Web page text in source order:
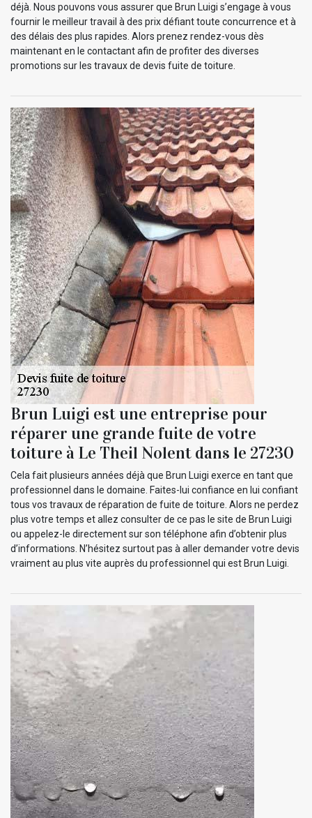
déjà. Nous pouvons vous assurer que Brun Luigi s’engage à vous
fournir le meilleur travail à des prix défiant toute concurrence et à
des délais des plus rapides. Alors prenez rendez-vous dès
maintenant en le contactant afin de profiter des diverses
promotions sur les travaux de devis fuite de toiture.
Brun Luigi est une entreprise pour
réparer une grande fuite de votre
toiture à Le Theil Nolent dans le 27230
Cela fait plusieurs années déjà que Brun Luigi exerce en tant que
professionnel dans le domaine. Faites-lui confiance en lui confiant
tous vos travaux de réparation de fuite de toiture. Alors ne perdez
plus votre temps et allez consulter de ce pas le site de Brun Luigi
ou appelez-le directement sur son téléphone afin d’obtenir plus
d’informations. N’hésitez surtout pas à aller demander votre devis
vraiment au plus vite auprès du professionnel qui est Brun Luigi.